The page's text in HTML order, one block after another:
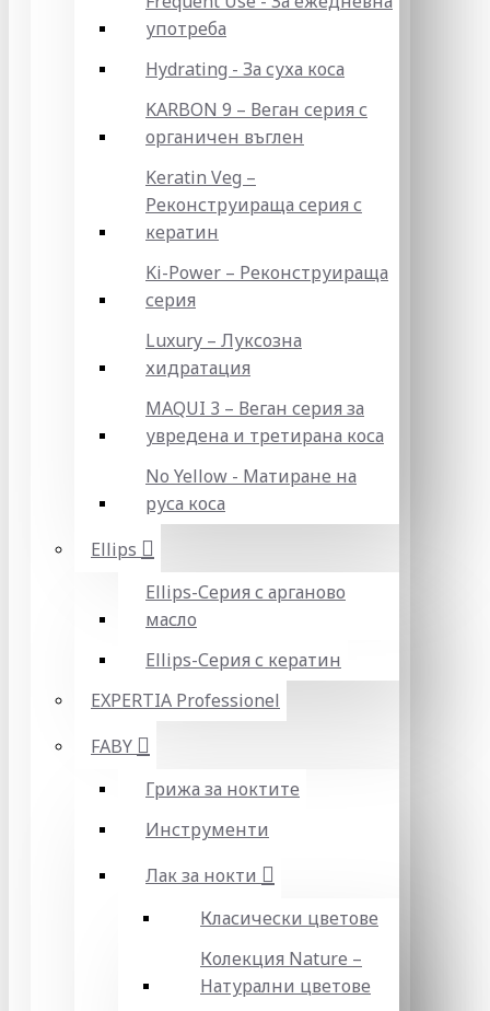
употреба
Hydrating - За суха коса
KARBON 9 – Веган серия с
органичен въглен
Keratin Veg –
Реконструираща серия с
кератин
Ki-Power – Реконструираща
серия
Luxury – Луксозна
хидратация
MAQUI 3 – Веган серия за
увредена и третирана коса
No Yellow - Матиране на
руса коса
Ellips
Ellips-Серия с арганово
масло
Ellips-Серия с кератин
EXPERTIA Professionel
FABY
Грижа за ноктите
Инструменти
Лак за нокти
Класически цветове
Колекция Nature –
Натурални цветове